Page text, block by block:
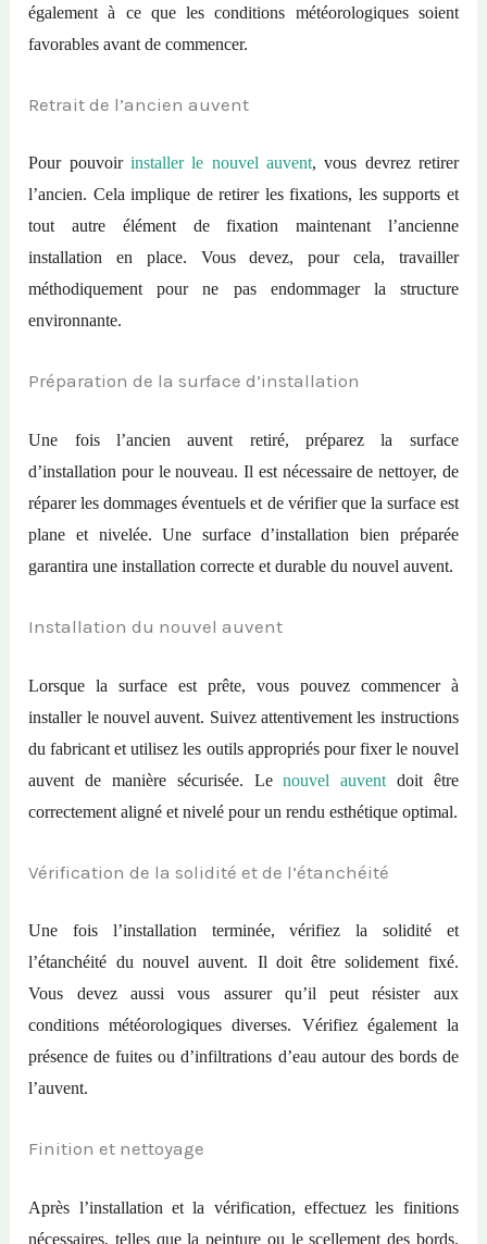
également à ce que les conditions météorologiques soient
favorables avant de commencer.
Retrait de l’ancien auvent
Pour pouvoir installer le nouvel auvent, vous devrez retirer
l’ancien. Cela implique de retirer les fixations, les supports et
tout autre élément de fixation maintenant l’ancienne
installation en place. Vous devez, pour cela, travailler
méthodiquement pour ne pas endommager la structure
environnante.
Préparation de la surface d’installation
Une fois l’ancien auvent retiré, préparez la surface
d’installation pour le nouveau. Il est nécessaire de nettoyer, de
réparer les dommages éventuels et de vérifier que la surface est
plane et nivelée. Une surface d’installation bien préparée
garantira une installation correcte et durable du nouvel auvent.
Installation du nouvel auvent
Lorsque la surface est prête, vous pouvez commencer à
installer le nouvel auvent. Suivez attentivement les instructions
du fabricant et utilisez les outils appropriés pour fixer le nouvel
auvent de manière sécurisée. Lenouvel auvent doit être
correctement aligné et nivelé pour un rendu esthétique optimal.
Vérification de la solidité et de l’étanchéité
Une fois l’installation terminée, vérifiez la solidité et
l’étanchéité du nouvel auvent. Il doit être solidement fixé.
Vous devez aussi vous assurer qu’il peut résister aux
conditions météorologiques diverses. Vérifiez également la
présence de fuites ou d’infiltrations d’eau autour des bords de
l’auvent.
Finition et nettoyage
Après l’installation et la vérification, effectuez les finitions
nécessaires, telles que la peinture ou le scellement des bords.